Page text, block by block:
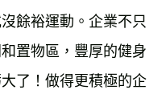
餘裕運動。企業不只
置物區，豐厚的健身
了！做得更積極的企